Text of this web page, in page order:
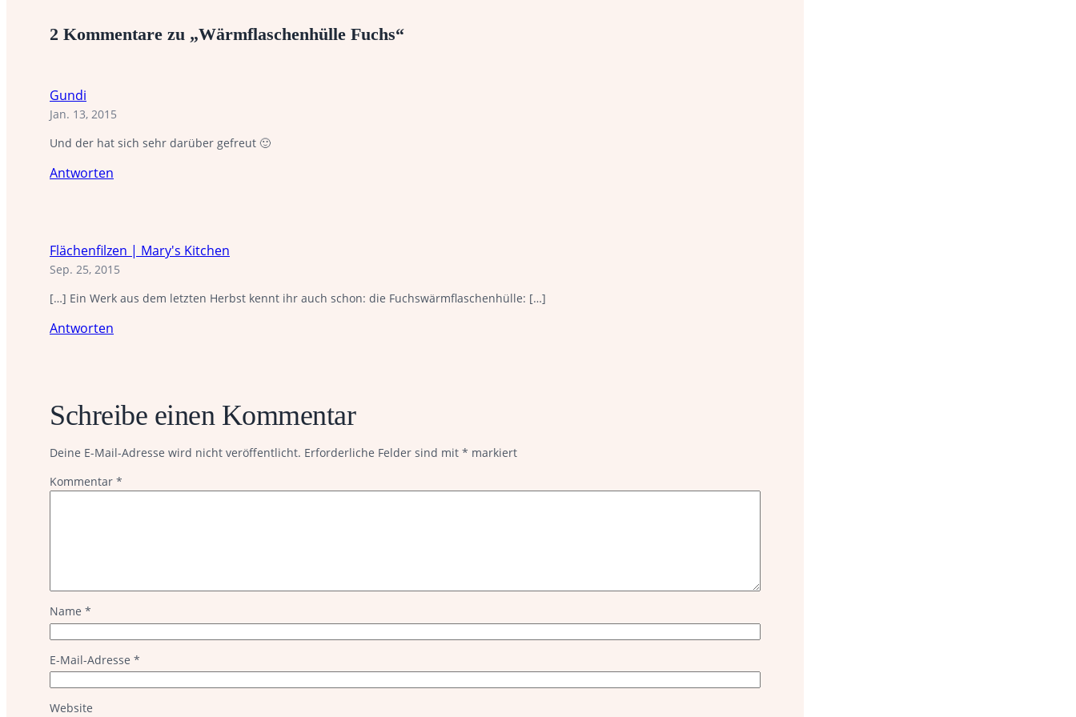
2 Kommentare zu „Wärmflaschenhülle Fuchs“
Gundi
Jan. 13, 2015
Und der hat sich sehr darüber gefreut 🙂
Antworten
Flächenfilzen | Mary's Kitchen
Sep. 25, 2015
[…] Ein Werk aus dem letzten Herbst kennt ihr auch schon: die Fuchswärmflaschenhülle: […]
Antworten
Schreibe einen Kommentar
Deine E-Mail-Adresse wird nicht veröffentlicht. Erforderliche Felder sind mit * markiert
Kommentar *
Name *
E-Mail-Adresse *
Website